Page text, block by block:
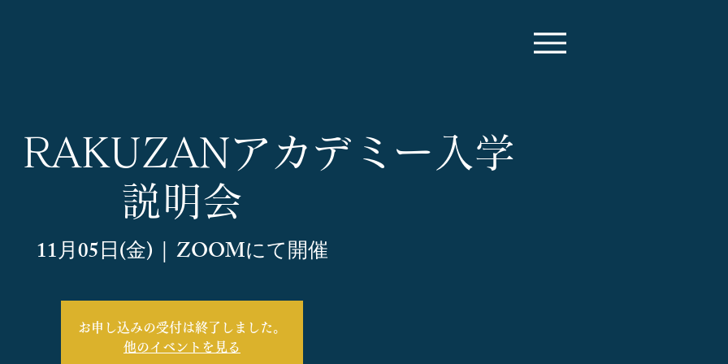
RAKUZANアカデミー入学
説明会
11月05日(金)
  |
ZOOMにて開催
お申し込みの受付は終了しました。
他のイベントを見る